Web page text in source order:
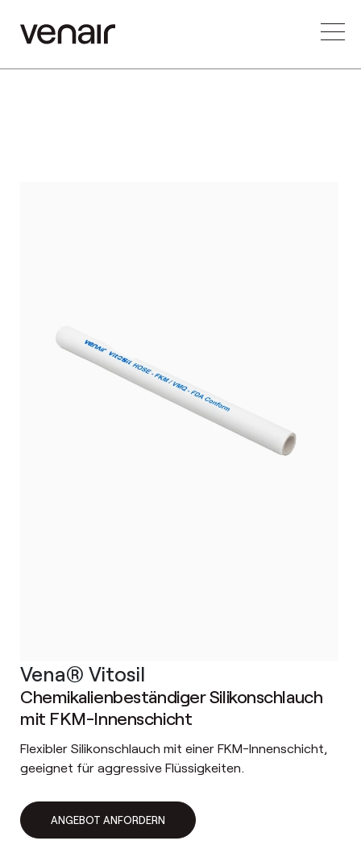
Vena® Vitosil
Chemikalienbeständiger Silikonschlauch
mit FKM-Innenschicht
Flexibler Silikonschlauch mit einer FKM-Innenschicht,
geeignet für aggressive Flüssigkeiten.
ANGEBOT ANFORDERN